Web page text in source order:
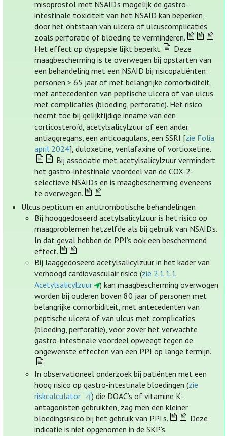
misoprostol met NSAID’s mogelijk de gastro-
intestinale toxiciteit van het NSAID kan beperken,
door het ontstaan van ulcera of ulcuscomplicaties
zoals perforatie of bloeding te verminderen.
Het effect op dyspepsie lijkt beperkt.
Deze
maagbescherming is te overwegen bij opstarten van
een behandeling met een NSAID bij risicopatiënten:
personen > 65 jaar of met belangrijke comorbiditeit,
met antecedenten van peptische ulcera of van ulcus
met complicaties (bloeding, perforatie). Het risico
neemt toe bij gelijktijdige inname van een
corticosteroïd, acetylsalicylzuur of een ander
antiaggregans, een anticoagulans, een SSRI [zie Folia
april 2024], duloxetine, venlafaxine of vortioxetine.
Bij associatie met acetylsalicylzuur vermindert
het gastro-intestinale voordeel van de COX-2-
selectieve NSAID’s en is maagbescherming eveneens
te overwegen.
Ulcus pepticum en antitrombotische behandelingen
Bij hooggedoseerd acetylsalicylzuur is het risico op
maagproblemen hetzelfde als bij gebruik van NSAID’s.
In dat geval hebben de PPI’s ook een beschermend
effect.
Bij laaggedoseerd acetylsalicylzuur in het kader van
verhoogd cardiovasculair risico (zie 2.1.1.1.
Acetylsalicylzuur
) kan maagbescherming overwogen
worden bij ouderen boven 80 jaar of personen met
belangrijke comorbiditeit, met antecedenten van
peptische ulcera of van ulcus met complicaties
(bloeding, perforatie), voor zover het verwachte
gastro-intestinale voordeel opweegt tegen de
ongewenste effecten van een PPI op lange termijn.
In observationeel onderzoek bij patiënten met een
hoog risico op gastro-intestinale bloedingen (zie
riskcalculator
) die DOAC’s of vitamine K-
antagonisten gebruikten, zag men een kleiner
bloedingsrisico bij het gebruik van PPI’s.
Deze
indicatie is niet opgenomen in de SKP’s.